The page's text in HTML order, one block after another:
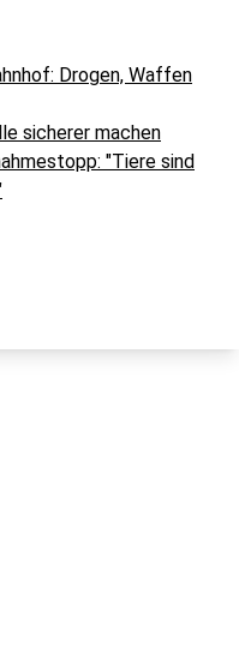
Drogen, Waffen
sicherer machen
"Tiere sind